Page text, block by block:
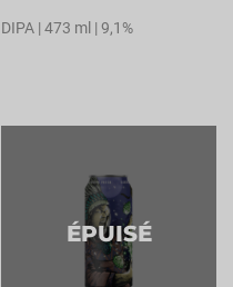
DIPA | 473 ml | 9,1%
ÉPUISÉ